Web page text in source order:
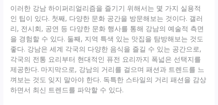
이러한 강남 하이퍼리얼리즘을 즐기기 위해서는 몇 가지 실용적
인 팁이 있다. 첫째, 다양한 문화 공간을 방문해보는 것이다. 갤러
리, 전시회, 공연 등 다양한 문화 행사를 통해 강남의 예술적 측면
을 경험할 수 있다. 둘째, 지역 특색 있는 맛집을 탐방해보는 것도
좋다. 강남은 세계 각국의 다양한 음식을 즐길 수 있는 공간으로,
각국의 전통 요리부터 현대적인 퓨전 요리까지 폭넓은 선택지를
제공한다. 마지막으로, 강남의 거리를 걸으며 패션과 트렌드를 느
껴보는 것도 잊지 말아야 한다. 독특한 스타일의 거리 패션을 감상
하면서 최신 트렌드를 파악할 수 있다.